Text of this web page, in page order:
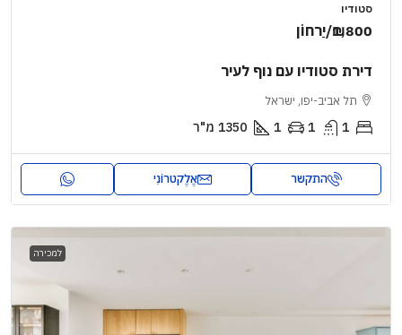
סטודיו
₪1,800/יַרחוֹן
דירת סטודיו עם נוף לעיר
תל אביב-יפו, ישראל
1
1
1
1350 מ"ר
התקשר אֶלֶקטרוֹנִי
למכירה